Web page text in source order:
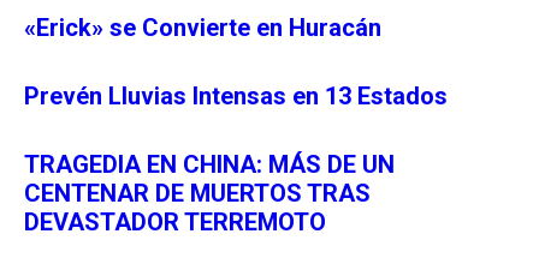
«Erick» se Convierte en Huracán
Prevén Lluvias Intensas en 13 Estados
TRAGEDIA EN CHINA: MÁS DE UN
CENTENAR DE MUERTOS TRAS
DEVASTADOR TERREMOTO